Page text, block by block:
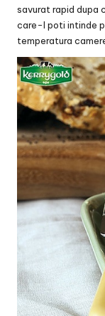
savurat rapid dupa
care-l poti intinde
temperatura